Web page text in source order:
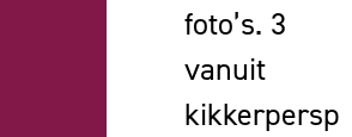
foto’s. 3
vanuit
kikkerpersp